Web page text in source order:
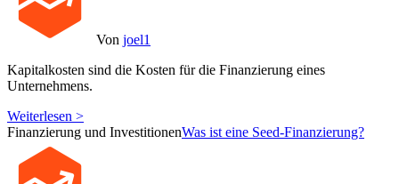
Von joel1
Kapitalkosten sind die Kosten für die Finanzierung eines
Unternehmens.
Weiterlesen >
Finanzierung und InvestitionenWas ist eine Seed-Finanzierung?